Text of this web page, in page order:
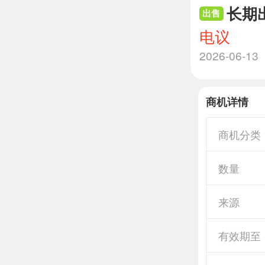
出售 长期
电议
2026-06-13
商机详情
商机分类
数量
来源
有效期至